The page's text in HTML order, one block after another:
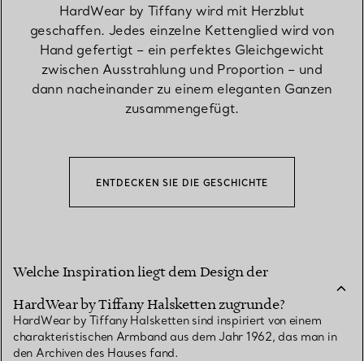
HardWear by Tiffany wird mit Herzblut
geschaffen. Jedes einzelne Kettenglied wird von
Hand gefertigt – ein perfektes Gleichgewicht
zwischen Ausstrahlung und Proportion – und
dann nacheinander zu einem eleganten Ganzen
zusammengefügt.
ENTDECKEN SIE DIE GESCHICHTE
Welche Inspiration liegt dem Design der
HardWear by Tiffany Halsketten zugrunde?
HardWear by Tiffany Halsketten sind inspiriert von einem
charakteristischen Armband aus dem Jahr 1962, das man in
den Archiven des Hauses fand.